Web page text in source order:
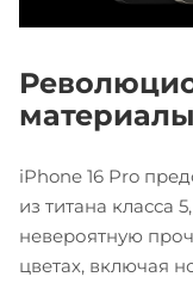
iPhone 16 Pro
из титана класса
невероятную
цветах, включая